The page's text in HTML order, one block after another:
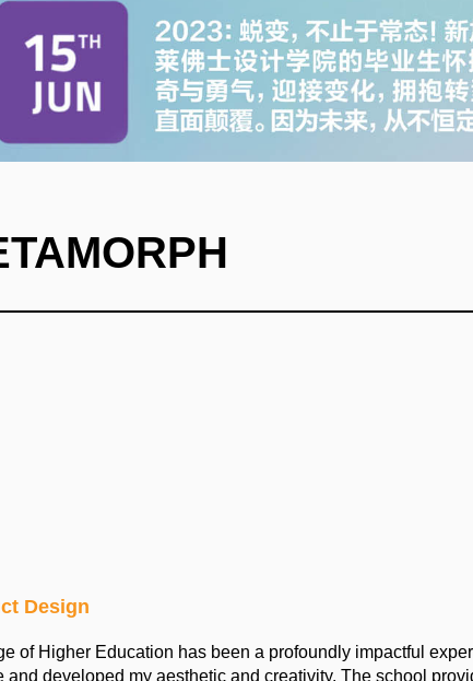
Design
of Higher Education has been a profoundly impactful
developed my aesthetic and creativity. The school